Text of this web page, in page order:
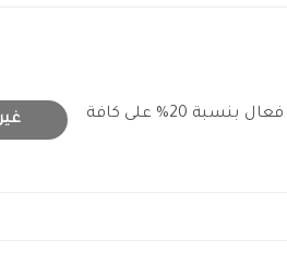
كوبون خصم مستر مندوب فعال بنسبة 20% على كافة